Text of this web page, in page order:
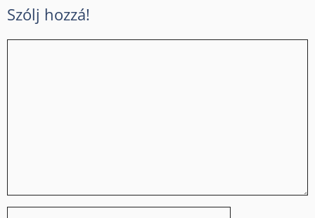
Szólj hozzá!